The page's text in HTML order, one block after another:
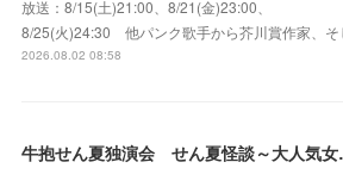
放送：8/15(土)21:00、8/21(金)23:00、
8/25(火)24:30 他パンク歌手から芥川賞作家、そ
2026.08.02 08:58
牛抱せん夏